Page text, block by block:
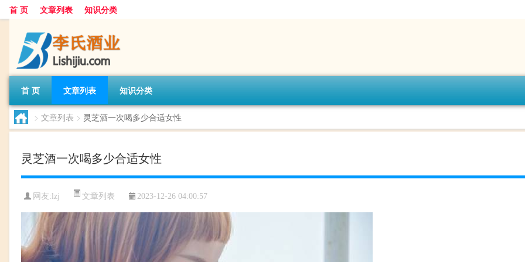
首 页 文章列表 知识分类
首 页 文章列表 知识分类
> 文章列表 > 灵芝酒一次喝多少合适女性
灵芝酒一次喝多少合适女性
网友: lzj 文章列表 2023-12-26 04:00:57